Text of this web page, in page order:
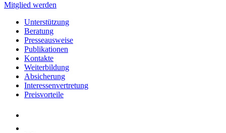
Mitglied werden
Unterstützung
Beratung
Presseausweise
Publikationen
Kontakte
Weiterbildung
Absicherung
Interessenvertretung
Preisvorteile